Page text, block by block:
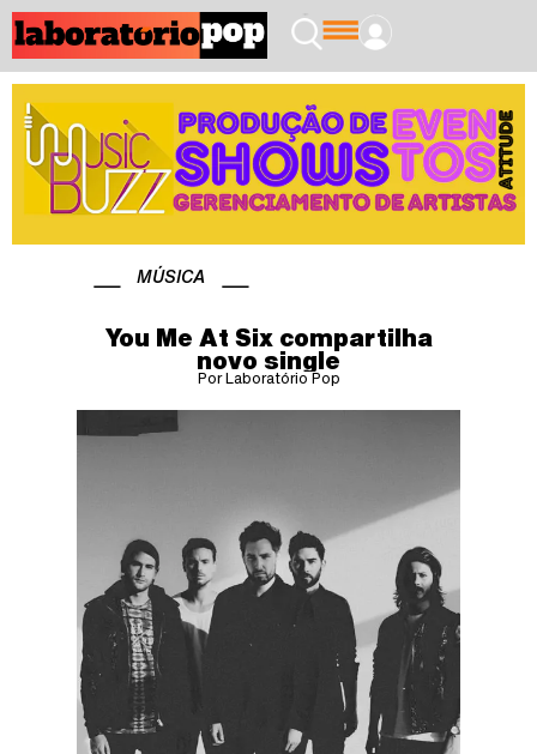
MÚSICA
You Me At Six compartilha
novo single
Por Laboratório Pop